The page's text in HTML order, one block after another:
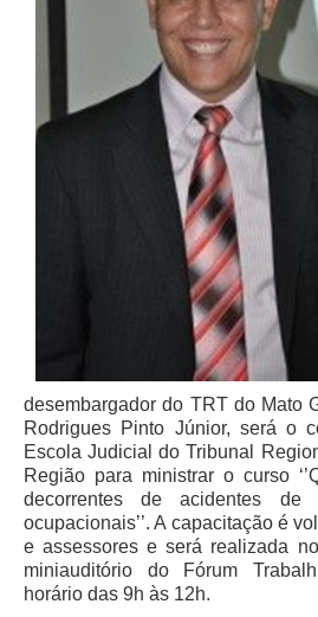
Juízes Substitutos
Diretores
Comitês
Comitê Gestor Regional do PJe
Comitê Gestor Regional do e-
Processuais Unificadas
Comitê do Datajud
Comissão Regional de
Comissão de Ética
Comitê de Priorização do
Comissão de Uniformização de
Comitê de Gestão de Pessoas
Comissão de Vitaliciamento
Comitê de Atenção Integral à
Servidores
Comitê de Segurança
desembargador do TRT do Mato
Rodrigues Pinto Júnior, será o
Escola Judicial do Tribunal
Região para ministrar o curso
decorrentes de acidentes de
ocupacionais’’. A capacitação é
e assessores e será realizada
miniauditório do Fórum
horário das 9h às 12h.